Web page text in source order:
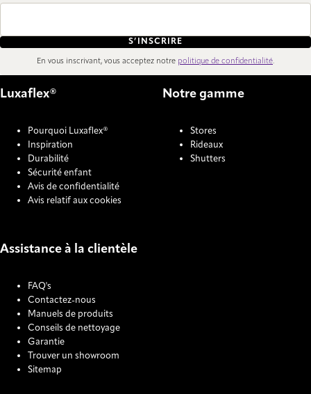
S’INSCRIRE
En vous inscrivant, vous acceptez notre politique de confidentialité.
Luxaflex®
Pourquoi Luxaflex®
Inspiration
Durabilité
Sécurité enfant
Avis de confidentialité
Avis relatif aux cookies
Notre gamme
Stores
Rideaux
Shutters
Assistance à la clientèle
FAQ's
Contactez-nous
Manuels de produits
Conseils de nettoyage
Garantie
Trouver un showroom
Sitemap